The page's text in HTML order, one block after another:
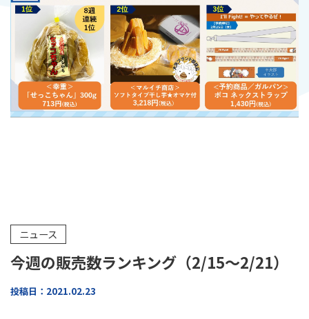
ニュース
今週の販売数ランキング（2/15～2/21）
投稿日：2021.02.23